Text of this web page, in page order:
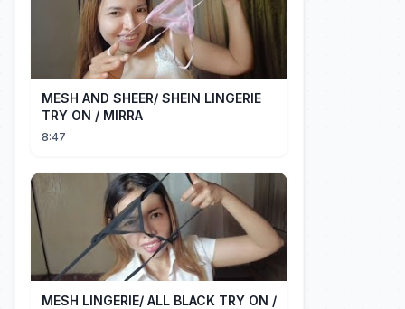
MESH AND SHEER/ SHEIN LINGERIE
TRY ON / MIRRA
8:47
MESH LINGERIE/ ALL BLACK TRY ON /